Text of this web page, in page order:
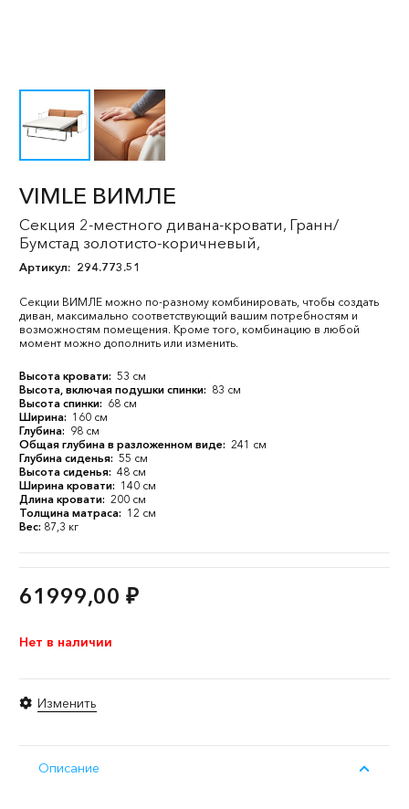
VIMLE ВИМЛЕ
Секция 2-местного дивана-кровати, Гранн/
Бумстад золотисто-коричневый,
Артикул: 294.773.51
Секции ВИМЛЕ можно по-разному комбинировать, чтобы создать
диван, максимально соответствующий вашим потребностям и
возможностям помещения. Кроме того, комбинацию в любой
момент можно дополнить или изменить.
Высота кровати: 53 см
Высота, включая подушки спинки: 83 см
Высота спинки: 68 см
Ширина: 160 см
Глубина: 98 см
Общая глубина в разложенном виде: 241 см
Глубина сиденья: 55 см
Высота сиденья: 48 см
Ширина кровати: 140 см
Длина кровати: 200 см
Толщина матраса: 12 см
Вес: 87,3 кг
61999,00 ₽
Нет в наличии
Изменить
Описание